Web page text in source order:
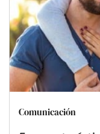
Comunicación